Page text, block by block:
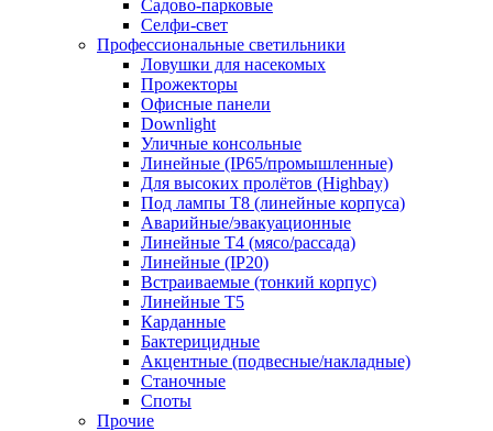
Садово-парковые
Селфи-свет
Профессиональные светильники
Ловушки для насекомых
Прожекторы
Офисные панели
Downlight
Уличные консольные
Линейные (IP65/промышленные)
Для высоких пролётов (Highbay)
Под лампы T8 (линейные корпуса)
Аварийные/эвакуационные
Линейные T4 (мясо/рассада)
Линейные (IP20)
Встраиваемые (тонкий корпус)
Линейные T5
Карданные
Бактерицидные
Акцентные (подвесные/накладные)
Станочные
Споты
Прочие